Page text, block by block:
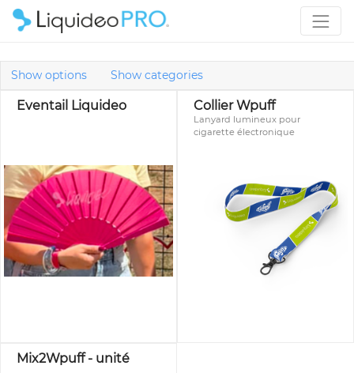
Show options Show categories
Eventail Liquideo Collier Wpuff
Lanyard lumineux pour
cigarette électronique
Mix2Wpuff - unité